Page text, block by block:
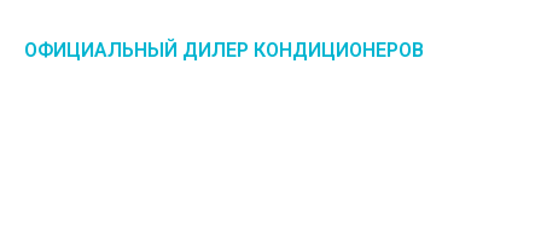
ОФИЦИАЛЬНЫЙ ДИЛЕР КОНДИЦИОНЕРОВ